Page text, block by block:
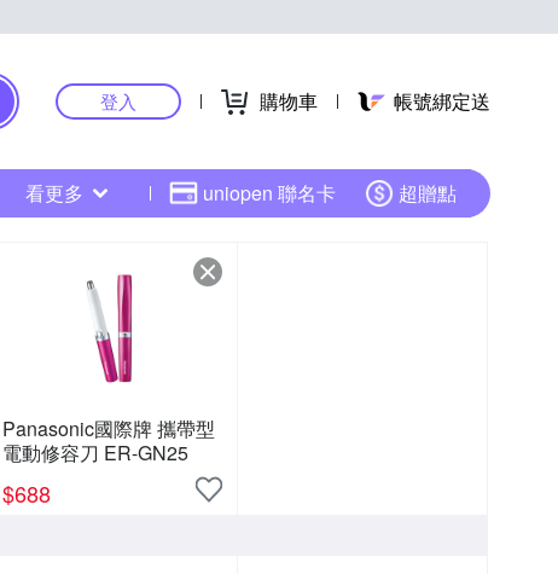
登入 購物車 帳號綁定送
看更多 uniopen 聯名卡 超贈點
Panasonic國際牌 攜帶型
電動修容刀 ER-GN25
$688